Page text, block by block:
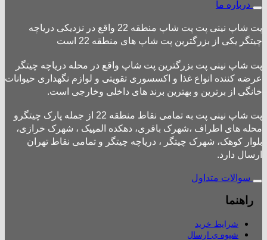
درباره ما
پت شاپ نینی پت پت شاپ منطقه 22 واقع در نزدیکی دریاچه
چیتگر یکی از بزرگترین پت شاپ های منطقه 22 است
پت شاپ نینی پت بزرگترین پت شاپ واقع در محله دریاچه چیتگر
عرضه کننده انواع غذا و اکسسوری تقویتی و لوازم نگهداری حیوانات
خانگی از برترین و بهترین برند های داخلی وخارجی است.
پت شاپ نینی پت به تمامی نقاط منطقه 22 از جمله پارک چیتگرو
محله های اطراف ،شهرک باقری، دهکده المپیک ، شهرک خرازی،
بلوار کوهک، شهرک چیتگر ، دریاچه چیتگر و تمامی نقاط تهران
ارسال دارد.
سوالات متداول
راهنما
شرایط خرید
شیوه ی ارسال